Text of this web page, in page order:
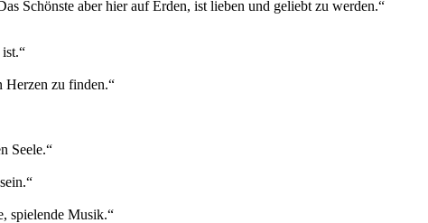
Schönste aber hier auf Erden, ist lieben und geliebt zu werden.“
Herzen zu finden.“
Seele.“
spielende Musik.“